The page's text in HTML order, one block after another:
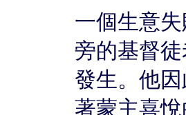
一個生意
旁的基督
發生。他
著蒙主喜悅